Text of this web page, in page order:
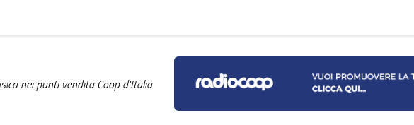
nei punti vendita Coop d'Italia